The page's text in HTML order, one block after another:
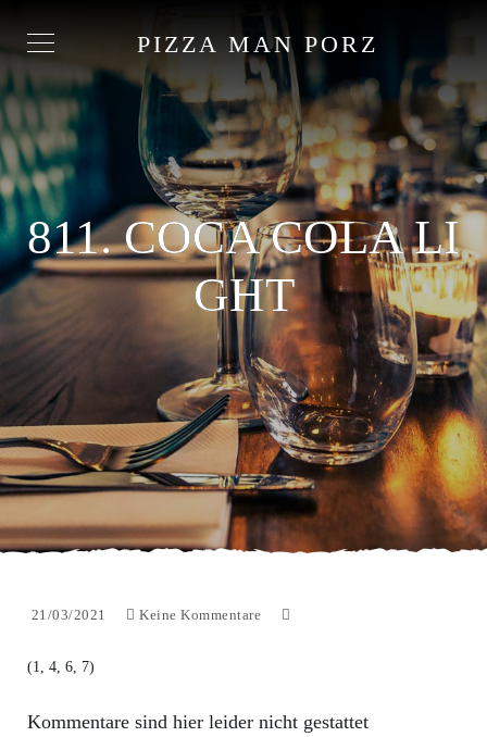
PIZZA MAN PORZ
811. COCA COLA LI
GHT
21/03/2021 Keine Kommentare
(1, 4, 6, 7)
Kommentare sind hier leider nicht gestattet